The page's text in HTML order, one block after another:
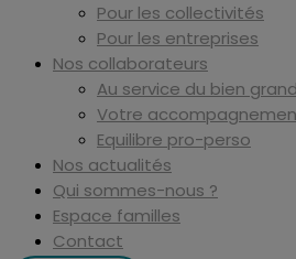
Pour les collectivités
Pour les entreprises
Nos collaborateurs
Au service du bien
Votre
Equilibre pro-perso
Nos actualités
Qui sommes-nous ?
Espace familles
Contact